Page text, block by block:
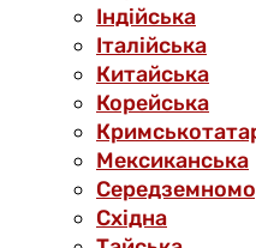
Індійська
Італійська
Китайська
Корейська
Мексиканська
Східна